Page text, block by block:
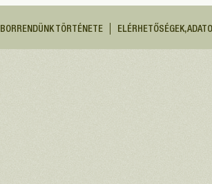
BORRENDÜNK TÖRTÉNETE ELÉRHETŐSÉGEK,